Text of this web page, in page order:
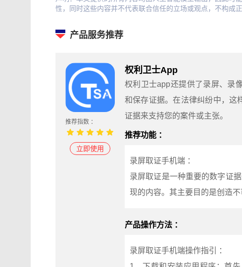
性，同时这些内容并不代表联合信任的立场或观点，不构成正
产品服务推荐
推荐指数 ：
立即使用
权利卫士App
权利卫士app还提供了录屏、录
和保存证据。在法律纠纷中，这
证据来支持您的案件或主张。
推荐功能 ：
录屏取证手机端 ：
录屏取证是一种重要的数字证
现的内容。其主要目的是创造不
产品操作方法 ：
录屏取证手机端操作指引 ：